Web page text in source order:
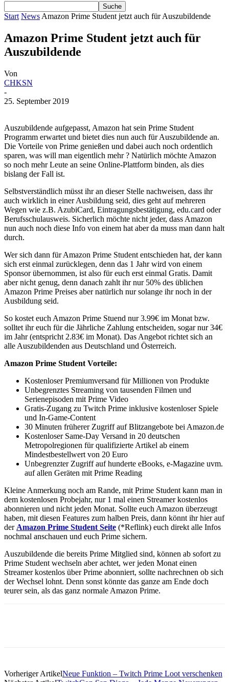
Start News Amazon Prime Student jetzt auch für Auszubildende
Amazon Prime Student jetzt auch für
Auszubildende
Von
CHKSN
-
25. September 2019
Auszubildende aufgepasst, Amazon hat sein Prime Student
Programm erwartet und bietet dies nun auch für Auszubildende an.
Die Vorteile von Prime genießen und dabei auch noch ordentlich
sparen, was will man eigentlich mehr ? Natürlich möchte Amazon
so noch mehr Leute an seine Online-Plattform binden, als dies
bislang der Fall ist.
Selbstverständlich müsst ihr an dieser Stelle nachweisen, dass ihr
auch wirklich in einer Ausbildung seid, dies geht auf mehreren
Wegen wie z.B. AzubiCard, Eintragungsbestätigung, edu.card oder
Berufsschulausweis. Sicherlich möchte nicht jeder, dass Amazon
nun auch noch diese Info von einem hat aber da muss man dann halt
durch.
Wer sich dann für Amazon Prime Student entschieden hat, der kann
sich erst einmal zurücklegen, denn das 1 Jahr wird von einem
Sponsor übernommen, ist also für euch erst einmal Gratis. Damit
aber nicht genug, denn danach zahlt ihr nur 50% des üblichen
Amazon Prime Preises aber natürlich nur solange ihr noch in der
Ausbildung seid.
So kostet euch Amazon Prime Stuend nur 3.99€ im Monat bzw.
solltet ihr euch für die Jährliche Zahlung entscheiden, sogar nur 34€
im Jahr (entspricht 2.83€ im Monat). Das Angebot richtet sich an
alle Auszubildenden aus Deutschland und Österreich.
Amazon Prime Student Vorteile:
Kostenloser Premiumversand für Millionen von Produkte
Unbegrenztes Streaming von tausenden Filmen und
Serienepisoden mit Prime Video
Gratis-Zugang zu Twitch Prime inklusive kostenloser Spiele
und In-Game-Content
30 Minuten früherer Zugriff auf Blitzangebote bei Amazon.de
Kostenloser Same-Day Versand in 20 deutschen
Metropolregionen für qualifizierte Artikel ab einem
Mindestbestellwert von 20 Euro
Unbegrenzter Zugriff auf hunderte eBooks, e-Magazine uvm.
auf allen Geräten mit Prime Reading
Kleine Anmerkung noch am Rande, mit Prime Student kann man in
dem kostenlosen Probejahr, nur 1 mal einen Streamer kostenlos
abonnieren und nicht jeden Monat. Sollte euch Amazon überzeugt
haben, mit diesen Features zum halben Preis, dann könnt ihr hier auf
der Amazon Prime Student Seite (*Reflink) euch direkt alle Infos
nochmal anschauen und euch Prime sichern.
Auszubildende die bereits Prime Mitglied sind, können ab sofort zu
Prime Student wechseln aber achtet, wer jeden Monat einen
Streamer kostenlos über Prime abonniert, sollte nachrechnen ob sich
der Wechsel lohnt. Denn sonst könnte das ganze am Ende doch
teurer sein, als das ganz normale Amazon Prime.
Vorheriger ArtikelNeue Funktion – Twitch Prime Loot verschenken